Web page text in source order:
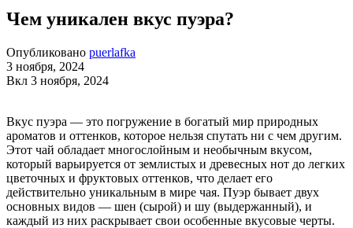
Чем уникален вкус пуэра?
Опубликовано puerlafka
3 ноября, 2024
Вкл 3 ноября, 2024
Вкус пуэра — это погружение в богатый мир природных
ароматов и оттенков, которое нельзя спутать ни с чем другим.
Этот чай обладает многослойным и необычным вкусом,
который варьируется от землистых и древесных нот до легких
цветочных и фруктовых оттенков, что делает его
действительно уникальным в мире чая. Пуэр бывает двух
основных видов — шен (сырой) и шу (выдержанный), и
каждый из них раскрывает свои особенные вкусовые черты.